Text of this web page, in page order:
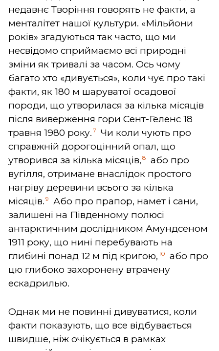
недавнє Творіння говорять не факти, а
менталітет нашої культури. «Мільйони
років» згадуються так часто, що ми
несвідомо сприймаємо всі природні
зміни як тривалі за часом. Ось чому
багато хто «дивується», коли чує про такі
факти, як 180 м шаруватої осадової
породи, що утворилася за кілька місяців
після виверження гори Сент-Геленс 18
травня 1980 року. 7
Чи коли чують про
справжній дорогоцінний опал, що
утворився за кілька місяців, 8
або про
вугілля, отримане внаслідок простого
нагріву деревини всього за кілька
місяців. 9
Або про прапор, намет і сани,
залишені на Південному полюсі
антарктичним дослідником Амундсеном
1911 року, що нині перебувають на
глибині понад 12 м під кригою, 10
або про
цю глибоко захоронену втрачену
ескадрилью.
Однак ми не повинні дивуватися, коли
факти показують, що все відбувається
швидше, ніж очікується в рамках